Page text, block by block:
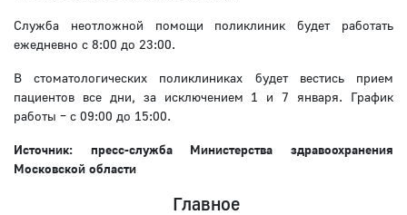
Служба неотложной помощи поликлиник будет работать
ежедневно с 8:00 до 23:00.
В стоматологических поликлиниках будет вестись прием
пациентов все дни, за исключением 1 и 7 января. График
работы – с 09:00 до 15:00.
Источник: пресс-служба Министерства здравоохранения
Московской области
Главное